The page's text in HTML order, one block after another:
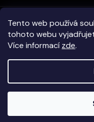
Tento web používá
tohoto webu
Více informací zde.
Veškeré zboží
Zákaznická péče
Vše o nákupu
E-